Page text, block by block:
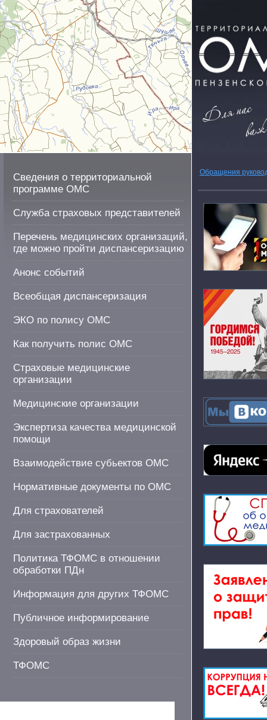
Сведения о территориальной
программе ОМС
Служба страховых представителей
Перечень медицинских организаций,
где можно пройти диспансеризацию
Анонс событий
Всеобщая диспансеризация
ЭКО по полису ОМС
Как получить полис ОМС
Страховые медицинские
организации
Медицинские организации
Экспертиза качества медицинской
помощи
Взаимодействие субьектов ОМС
Нормативные документы по ОМС
Для страхователей
Для застрахованных
Политика ТФОМС в отношении
обработки ПДн
Информация для других ТФОМС
Публичное информирование
Здоровый образ жизни
ТФОМС
Обращения